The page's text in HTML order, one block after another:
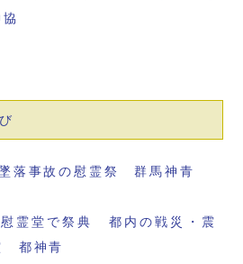
落事故の慰霊祭 群馬神青
霊堂で祭典 都内の戦災・震
都神青